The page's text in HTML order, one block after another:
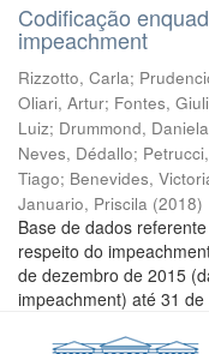
Codificação
impeachment
Rizzotto, Carla;
Oliari, Artur; Fontes,
Luiz; Drummond, Daniela
Neves, Dédallo;
Tiago; Benevides,
Januario, Priscila (2018)
Base de dados
respeito do
de dezembro de 2015
impeachment) até 31